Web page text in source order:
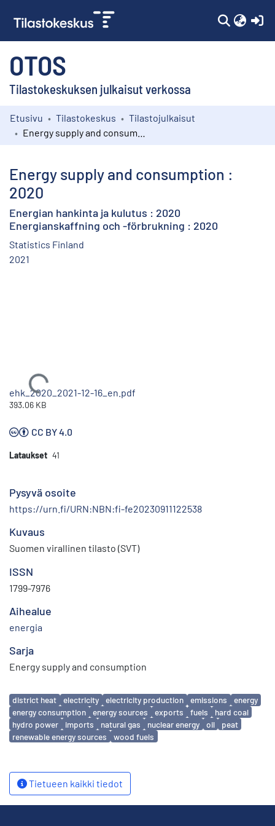
OTOS
Tilastokeskuksen julkaisut verkossa
Kokoelmat
Etusivu Tilastokeskus
Tilastojulkaisut
Energy supply and consumption :
2020
Energian hankinta ja kulutus : 2020
Energianskaffning och -förbrukning : 2020
Statistics Finland
2021
Ladataan...
ehk_2020_2021-12-16_en.pdf
393.06 KB
CC BY 4.0
Lataukset 41
Pysyvä osoite
https://urn.fi/URN:NBN:fi-fe20230911122538
Kuvaus
Suomen virallinen tilasto (SVT)
ISSN
1799-7976
Aihealue
energia
Sarja
Energy supply and consumption
Avainsanat
district heat electricity electricity production emissions
energy
energy consumption
energy sources exports fuels
hard coal
hydro power
imports natural gas nuclear energy oil
peat
renewable energy sources
wood fuels
Tietueen kaikki tiedot